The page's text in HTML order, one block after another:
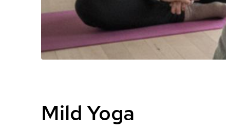
Mild Yoga